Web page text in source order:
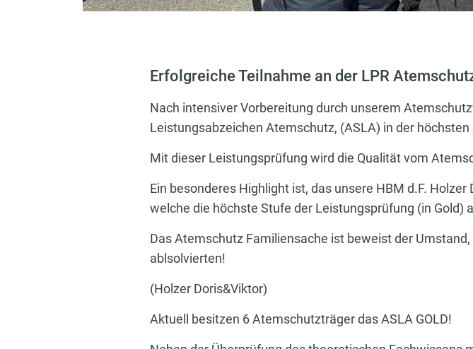
Erfolgreiche Teilnahme an der LPR
Nach intensiver Vorbereitung durch unserem
Leistungsabzeichen Atemschutz, (ASLA) in der höchsten
Mit dieser Leistungsprüfung wird die Qualität vom
Ein besonderes Highlight ist, das unsere HBM d.F.
welche die höchste Stufe der Leistungsprüfung (in Gold)
Das Atemschutz Familiensache ist beweist der
ablsolvierten!
(Holzer Doris&Viktor)
Aktuell besitzen 6 Atemschutzträger das ASLA GOLD!